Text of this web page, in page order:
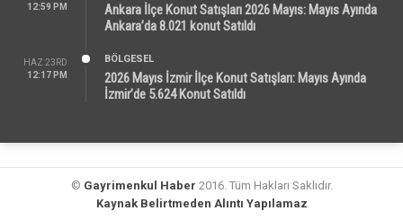
12:59 PM
Ankara İlçe Konut Satışları 2026 Mayıs: Mayıs Ayında
Ankara’da 8.021 konut Satıldı
HAZ 23RD
12:17 PM
BÖLGESEL
2026 Mayıs İzmir İlçe Konut Satışları: Mayıs Ayında
İzmir’de 5.624 Konut Satıldı
© Gayrimenkul Haber 2016. Tüm Hakları Saklıdır.
Kaynak Belirtmeden Alıntı Yapılamaz